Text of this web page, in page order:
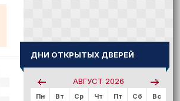
ДНИ ОТКРЫТЫХ ДВЕРЕЙ
АВГУСТ 2026
Пн Вт Ср Чт Пт Сб Вс